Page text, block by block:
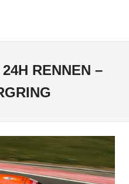
FEY.COM
24H RENNEN –